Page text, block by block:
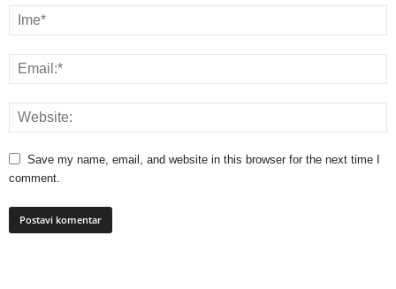
Save my name, email, and website in this browser for the next time I
comment.